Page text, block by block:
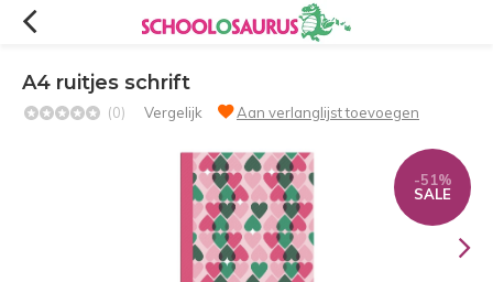
A4 ruitjes schrift
(0) Vergelijk Aan verlanglijst toevoegen
-51%
SALE